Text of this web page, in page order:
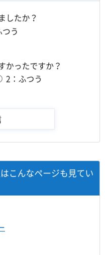
したか？
う
かったですか？
2：ふつう
こんなページも見てい